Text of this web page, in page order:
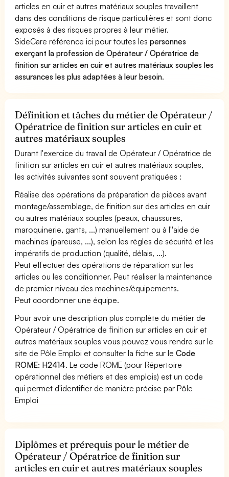
articles en cuir et autres matériaux souples travaillent
dans des conditions de risque particulières et sont donc
exposés à des risques propres à leur métier.
SideCare référence ici pour toutes lespersonnes
exerçant la profession de Opérateur / Opératrice de
finition sur articles en cuir et autres matériaux souples les
assurances les plus adaptées à leur besoin.
Définition et tâches du métier de Opérateur /
Opératrice de finition sur articles en cuir et
autres matériaux souples
Durant l'exercice du travail de Opérateur / Opératrice de
finition sur articles en cuir et autres matériaux souples,
les activités suivantes sont souvent pratiquées :
Réalise des opérations de préparation de pièces avant
montage/assemblage, de finition sur des articles en cuir
ou autres matériaux souples (peaux, chaussures,
maroquinerie, gants, ...) manuellement ou à l''aide de
machines (pareuse, ...), selon les règles de sécurité et les
impératifs de production (qualité, délais, ...).
Peut effectuer des opérations de réparation sur les
articles ou les conditionner. Peut réaliser la maintenance
de premier niveau des machines/équipements.
Peut coordonner une équipe.
Pour avoir une description plus complète du métier de
Opérateur / Opératrice de finition sur articles en cuir et
autres matériaux souples vous pouvez vous rendre sur le
site de Pôle Emploi et consulter la fiche sur leCode
ROME: H2414. Le code ROME (pour Répertoire
opérationnel des métiers et des emplois) est un code
qui permet d'identifier de manière précise par Pôle
Emploi
Diplômes et prérequis pour le métier de
Opérateur / Opératrice de finition sur
articles en cuir et autres matériaux souples